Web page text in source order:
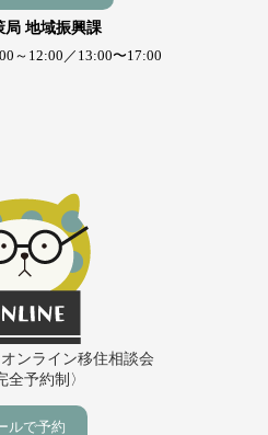
局 地域振興課
～12:00／13:00〜17:00
ンライン移住相談会
全予約制〉
ルで予約